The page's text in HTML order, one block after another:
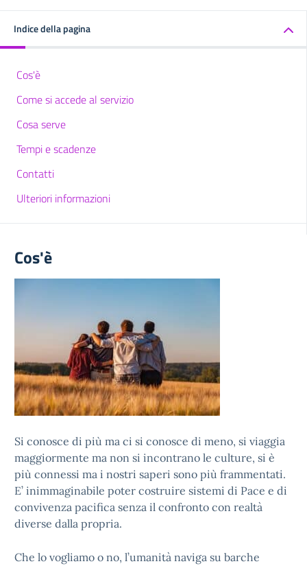
Indice della pagina
Cos'è
Come si accede al servizio
Cosa serve
Tempi e scadenze
Contatti
Ulteriori informazioni
Cos'è
Si conosce di più ma ci si conosce di meno, si viaggia
maggiormente ma non si incontrano le culture, si è
più connessi ma i nostri saperi sono più frammentati.
E’ inimmaginabile poter costruire sistemi di Pace e di
convivenza pacifica senza il confronto con realtà
diverse dalla propria.
Che lo vogliamo o no, l’umanità naviga su barche